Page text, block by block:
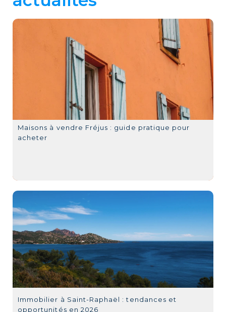
Maisons à vendre Fréjus : guide pratique pour
acheter
Immobilier à Saint-Raphaël : tendances et
opportunités en 2026